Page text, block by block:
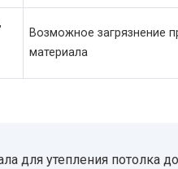
Возможное загрязнение
материала
для утепления потолка